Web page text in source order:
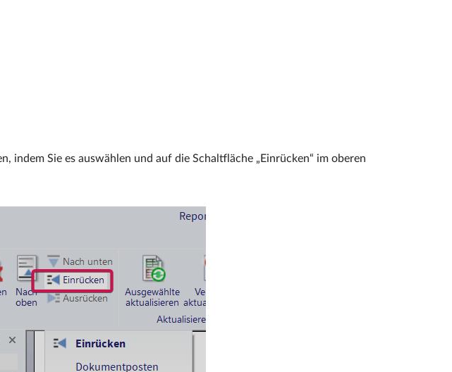
indem Sie es auswählen und auf die Schaltfläche „Einrücken“ im oberen